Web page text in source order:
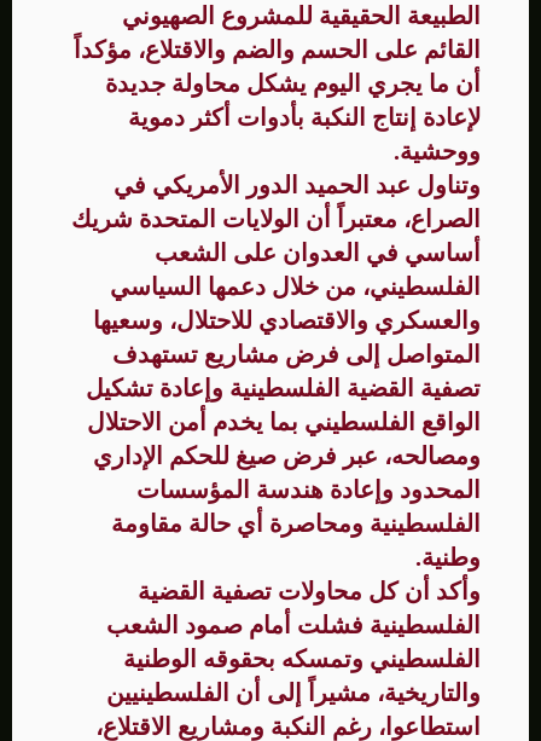
الطبيعة الحقيقية للمشروع الصهيوني
القائم على الحسم والضم والاقتلاع، مؤكداً
أن ما يجري اليوم يشكل محاولة جديدة
لإعادة إنتاج النكبة بأدوات أكثر دموية
ووحشية.
وتناول عبد الحميد الدور الأمريكي في
الصراع، معتبراً أن الولايات المتحدة شريك
أساسي في العدوان على الشعب
الفلسطيني، من خلال دعمها السياسي
والعسكري والاقتصادي للاحتلال، وسعيها
المتواصل إلى فرض مشاريع تستهدف
تصفية القضية الفلسطينية وإعادة تشكيل
الواقع الفلسطيني بما يخدم أمن الاحتلال
ومصالحه، عبر فرض صيغ للحكم الإداري
المحدود وإعادة هندسة المؤسسات
الفلسطينية ومحاصرة أي حالة مقاومة
وطنية.
وأكد أن كل محاولات تصفية القضية
الفلسطينية فشلت أمام صمود الشعب
الفلسطيني وتمسكه بحقوقه الوطنية
والتاريخية، مشيراً إلى أن الفلسطينيين
استطاعوا، رغم النكبة ومشاريع الاقتلاع،